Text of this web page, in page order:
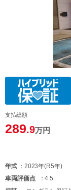
支払総額
289.9万円
年式 2023年(R5年)
車両評価点 4.5